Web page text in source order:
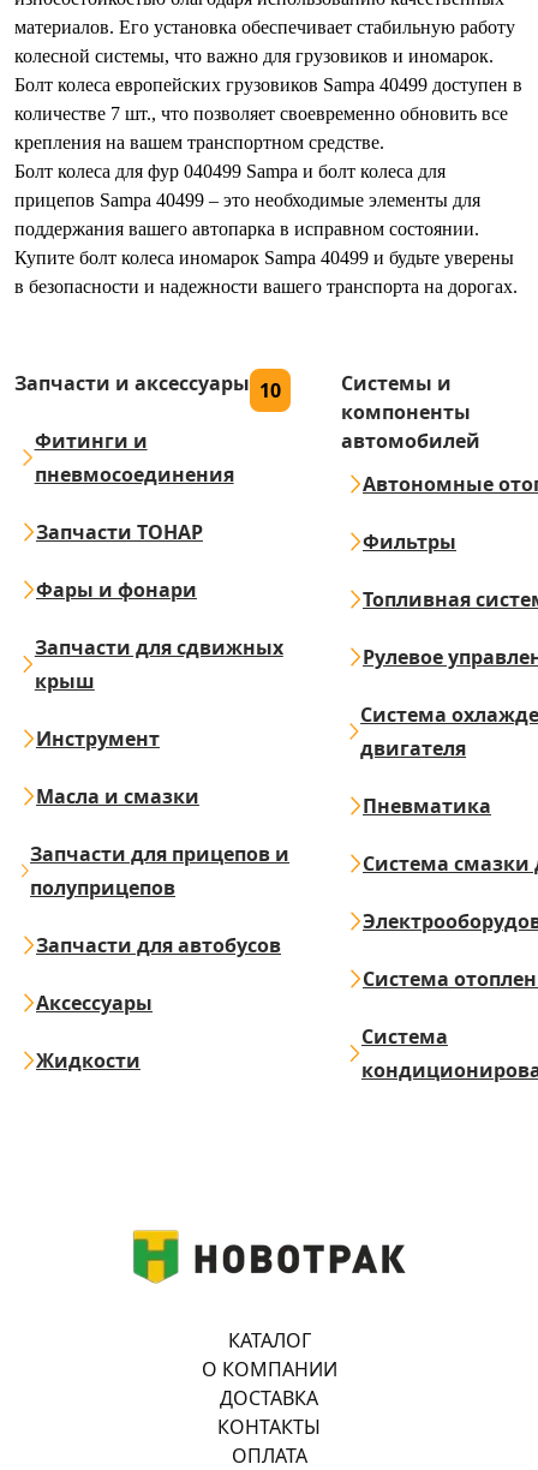
материалов. Его установка обеспечивает стабильную работу
колесной системы, что важно для грузовиков и иномарок.
Болт колеса европейских грузовиков Sampa 40499 доступен в
количестве 7 шт., что позволяет своевременно обновить все
крепления на вашем транспортном средстве.
Болт колеса для фур 040499 Sampa и болт колеса для
прицепов Sampa 40499 – это необходимые элементы для
поддержания вашего автопарка в исправном состоянии.
Купите болт колеса иномарок Sampa 40499 и будьте уверены
в безопасности и надежности вашего транспорта на дорогах.
Запчасти и аксессуары 10
Фитинги и
пневмосоединения
Запчасти ТОНАР
Фары и фонари
Запчасти для сдвижных
крыш
Инструмент
Масла и смазки
Запчасти для прицепов и
полуприцепов
Запчасти для автобусов
Аксессуары
Жидкости
Системы и
компоненты
автомобилей
Автономные
Фильтры
Топливная
Рулевое
Система
двигателя
Пневматика
Система смазки
Система
Система
КАТАЛОГ
О КОМПАНИИ
ДОСТАВКА
КОНТАКТЫ
ОПЛАТА